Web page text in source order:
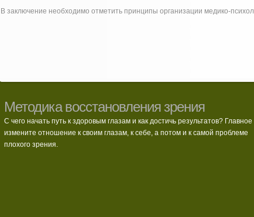
В заключение необходимо отметить принципы организации медико-
Методика восстановления зрения
С чего начать путь к здоровым глазам и как достичь результатов? Главное
измените отношение к своим глазам, к себе, а потом и к самой проблеме
плохого зрения.